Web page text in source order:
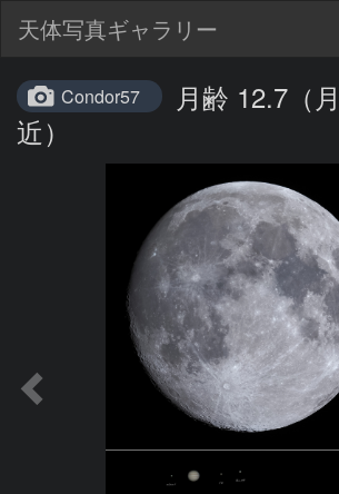
天体写真ギャラリー
Condor57
月齢 12.7（
近）